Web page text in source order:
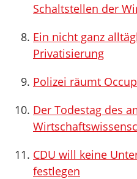
Schaltstellen der
Ein nicht ganz
Privatisierung
Polizei räumt
Der Todestag des
CDU will keine
festlegen